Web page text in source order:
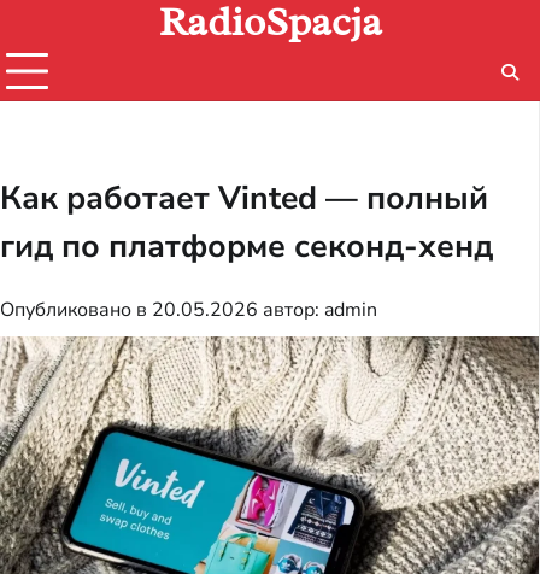
содержимому
RadioSpacja
Как работает Vinted — полный
гид по платформе секонд-хенд
Опубликовано в 20.05.2026 автор: admin